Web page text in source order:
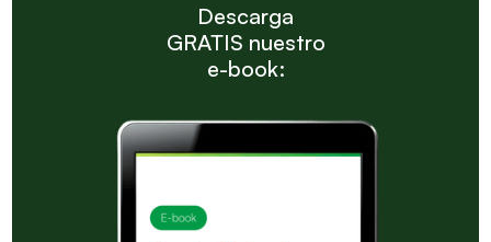
Descarga
GRATIS nuestro
e-book: